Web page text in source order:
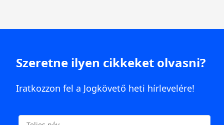
Szeretne ilyen cikkeket olvasni?
Iratkozzon fel a Jogkövető heti hírlevelére!